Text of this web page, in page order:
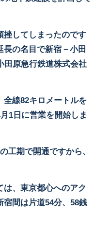
してしまったのです
の名目で新宿－小田
田原急行鉄道株式会社
線82キロメートルを
1日に営業を開始しま
工期で開通ですから、
、東京都心へのアク
宿間は片道54分、 58銭